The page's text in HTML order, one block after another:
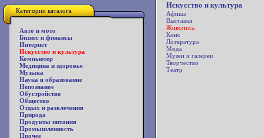
Категории каталога
Авто и мото
Бизнес и финансы
Интернет
Искусство и культура
Компьютер
Медицина и здоровье
Музыка
Наука и образование
Непознаное
Обустройство
Общество
Отдых и развлечения
Природа
Продукты питания
Промышленность
Прочее
Искусство и культура
Афиша
Выставки
Живопись
Кино
Литература
Мода
Музеи и галереи
Творчество
Театр